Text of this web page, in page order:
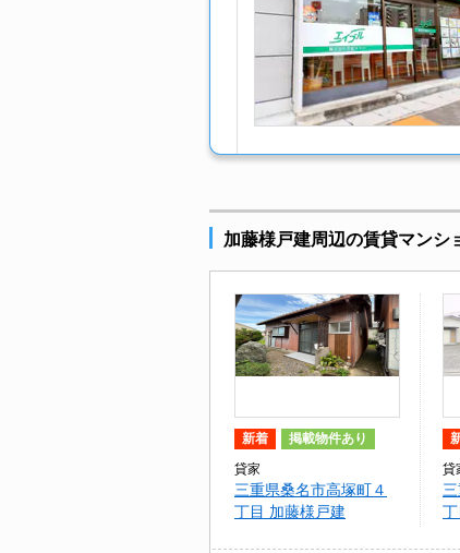
加藤様戸建周辺の賃貸マンシ
新着 掲載物件あり
貸家
三重県桑名市高塚町４
丁目 加藤様戸建
貸